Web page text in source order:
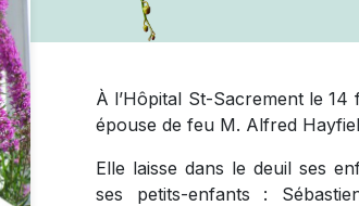
À l’Hôpital St-Sacrement le 14
épouse de feu M. Alfred
Elle laisse dans le deuil ses
ses petits-enfants :